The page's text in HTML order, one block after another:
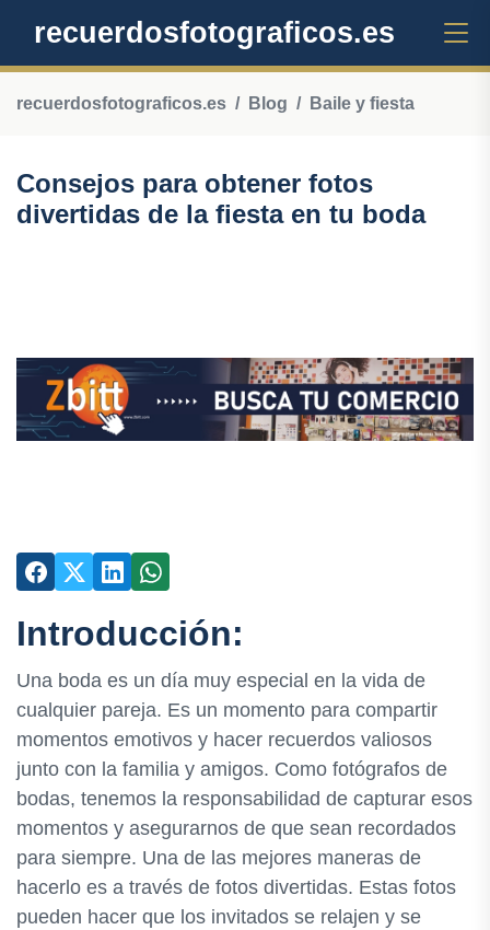
recuerdosfotograficos.es
recuerdosfotograficos.es Blog Baile y fiesta
Consejos para obtener fotos
divertidas de la fiesta en tu boda
Introducción:
Una boda es un día muy especial en la vida de
cualquier pareja. Es un momento para compartir
momentos emotivos y hacer recuerdos valiosos
junto con la familia y amigos. Como fotógrafos de
bodas, tenemos la responsabilidad de capturar esos
momentos y asegurarnos de que sean recordados
para siempre. Una de las mejores maneras de
hacerlo es a través de fotos divertidas. Estas fotos
pueden hacer que los invitados se relajen y se